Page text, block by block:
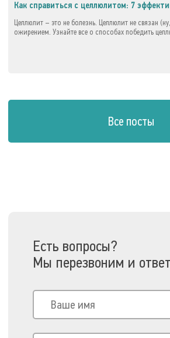
Как справиться с целлюлитом: 7
Целлюлит – это не болезнь. Целлюлит не связан
ожирением. Узнайте все о способах победить
Все посты
Есть вопросы?
Мы перезвоним и